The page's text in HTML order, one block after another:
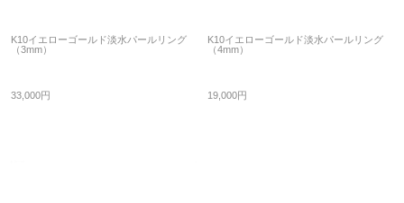
K10イエローゴールド淡水パールリング
（3mm）
33,000円
K10イエローゴールド淡水パールリング
（4mm）
19,000円